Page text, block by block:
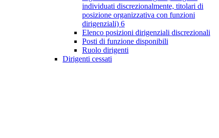
individuati discrezionalmente, titolari di
posizione organizzativa con funzioni
dirigenziali) 6
Elenco posizioni dirigenziali discrezionali
Posti di funzione disponibili
Ruolo dirigenti
Dirigenti cessati